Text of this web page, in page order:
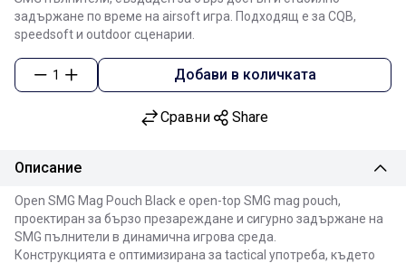
задържане по време на airsoft игра. Подходящ е за CQB,
speedsoft и outdoor сценарии.
1 Добави в количката
Сравни Share
Описание
Open SMG Mag Pouch Black е open-top SMG mag pouch,
проектиран за бързо презареждане и сигурно задържане на
SMG пълнители в динамична игрова среда.
Конструкцията е оптимизирана за tactical употреба, където